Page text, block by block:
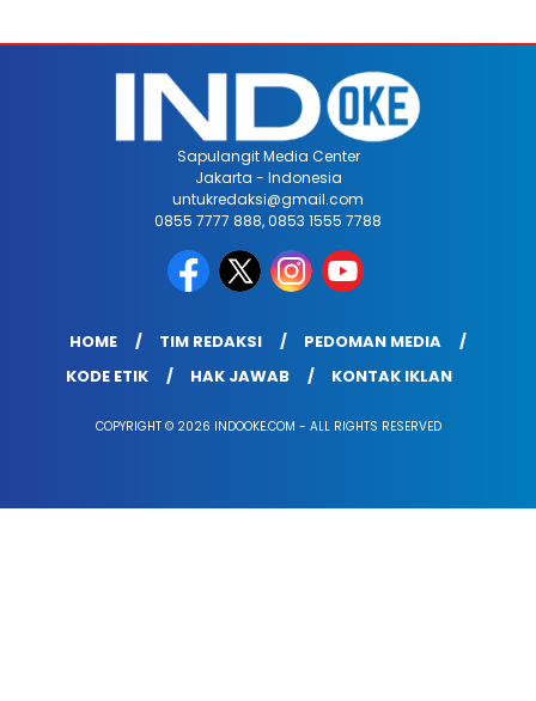
Sapulangit Media Center
Jakarta - Indonesia
untukredaksi@gmail.com
0855 7777 888, 0853 1555 7788
HOME TIM REDAKSI
PEDOMAN MEDIA
KODE ETIK
HAK JAWAB KONTAK IKLAN
COPYRIGHT © 2026 INDOOKE.COM - ALL RIGHTS RESERVED